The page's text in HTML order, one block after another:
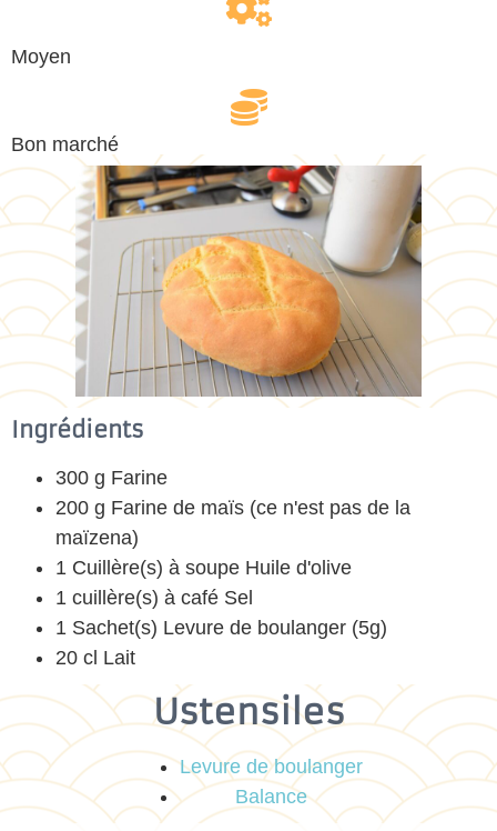
Moyen
Bon marché
Ingrédients
300 g Farine
200 g Farine de maïs (ce n'est pas de la
maïzena)
1 Cuillère(s) à soupe Huile d'olive
1 cuillère(s) à café Sel
1 Sachet(s) Levure de boulanger (5g)
20 cl Lait
Ustensiles
Levure de boulanger
Balance